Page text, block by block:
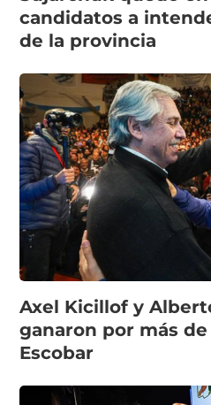
candidatos a
de la provincia
Axel Kicillof y
ganaron por más
Escobar